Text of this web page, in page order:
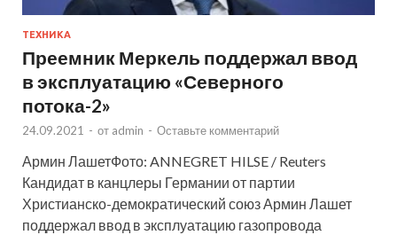
ТЕХНИКА
Преемник Меркель поддержал ввод
в эксплуатацию «Северного
потока-2»
24.09.2021 - от admin - Оставьте комментарий
Армин ЛашетФото: ANNEGRET HILSE / Reuters
Кандидат в канцлеры Германии от партии
Христианско-демократический союз Армин Лашет
поддержал ввод в эксплуатацию газопровода